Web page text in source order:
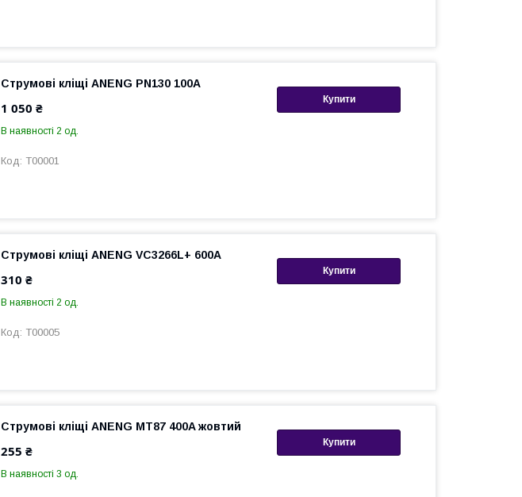
Купити
Струмові кліщі ANENG PN130 100A
1 050 ₴
В наявності 2 од.
T00001
Купити
Струмові кліщі ANENG VC3266L+ 600A
310 ₴
В наявності 2 од.
T00005
Купити
Струмові кліщі ANENG MT87 400A жовтий
255 ₴
В наявності 3 од.